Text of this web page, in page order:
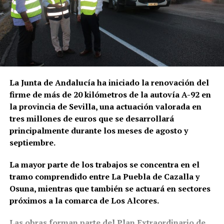
bloqueados
La actuación policial ha permitido bloquear 35
cuentas bancarias vinculadas a la investigación y
solicitar judicialmente el embargo de once
inmuebles. En domicilios relacionados con uno de
los principales investigados fueron intervenidos
además 66.000 euros en efectivo, junto con relojes
de lujo, dispositivos electrónicos y abundante
documentación.
Las pesquisas patrimoniales apuntan también a que
parte de los beneficios obtenidos presuntamente
mediante el fraude habría sido desviada hacia una
sociedad patrimonial, utilizada para canalizar el
dinero y mantener inmuebles relacionados con
algunos de los principales investigados. Es
precisamente esta parte del entramado la que
fundamenta la investigación paralela por supuesto
la Casa de la Cultura, en la Oficina de Turismo o a
través del siguiente
enlace:
https://osunacultura.sacatuentrada.es/
población envejecida, en unos espacios modernos y
adaptados.
La Junta de Andalucía ha iniciado la renovación del
firme de más de 20 kilómetros de la autovía A-92 en
la provincia de Sevilla, una actuación valorada en
tres millones de euros que se desarrollará
principalmente durante los meses de agosto y
septiembre.
La mayor parte de los trabajos se concentra en el
tramo comprendido entre La Puebla de Cazalla y
Osuna, mientras que también se actuará en sectores
próximos a la comarca de Los Alcores.